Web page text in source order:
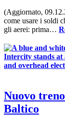
(Aggiornato,
come usare i soldi
gli aerei: prima…
Nuovo
Baltico